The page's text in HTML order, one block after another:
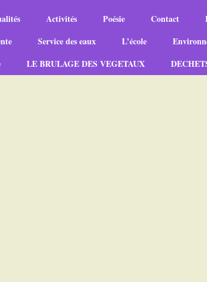
Activités Poésie Contact
Service des eaux L’école
LE BRULAGE DES VEGETAUX